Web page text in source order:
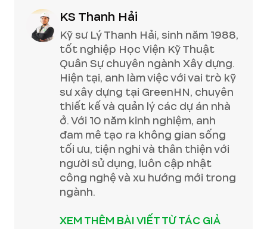
KS Thanh Hải
Kỹ sư Lý Thanh Hải, sinh năm 1988,
tốt nghiệp Học Viện Kỹ Thuật
Quân Sự chuyên ngành Xây dựng.
Hiện tại, anh làm việc với vai trò kỹ
sư xây dựng tại GreenHN, chuyên
thiết kế và quản lý các dự án nhà
ở. Với 10 năm kinh nghiệm, anh
đam mê tạo ra không gian sống
tối ưu, tiện nghi và thân thiện với
người sử dụng, luôn cập nhật
công nghệ và xu hướng mới trong
ngành.
XEM THÊM BÀI VIẾT TỪ TÁC GIẢ